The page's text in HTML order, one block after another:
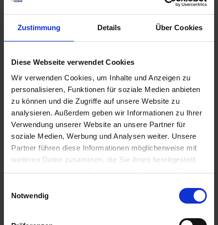
Zustimmung Details Über Cookies
Diese Webseite verwendet Cookies
Wir verwenden Cookies, um Inhalte und Anzeigen zu
personalisieren, Funktionen für soziale Medien anbieten
zu können und die Zugriffe auf unsere Website zu
analysieren. Außerdem geben wir Informationen zu Ihrer
Verwendung unserer Website an unsere Partner für
soziale Medien, Werbung und Analysen weiter. Unsere
Partner führen diese Informationen möglicherweise mit
weiteren Daten zusammen, die Sie ihnen bereitgestellt
haben oder die sie im Rahmen Ihrer Nutzung der Dienste
Notwendig
Elatus Era
zzgl. MwSt.
50,22 € / l
ZUM PRODUKT
36
zzgl. MwSt.
2,88 € / l
IN DEN
WARENKORB